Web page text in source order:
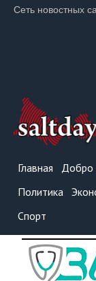
Сеть новостных
Главная Добро
Политика
Спорт